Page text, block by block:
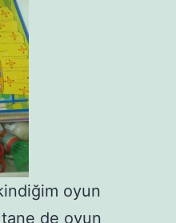
oyun
tane de oyun